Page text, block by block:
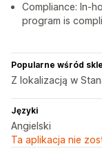
Compliance: In-
program is
Popularne wśród
Z lokalizacją w
Języki
Angielski
Ta aplikacja nie